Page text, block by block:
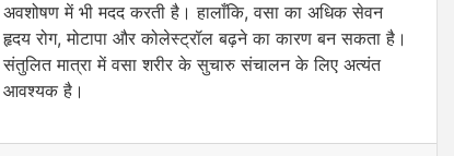
अवशोषण में भी मदद करती है। हालाँकि, वसा का अधिक सेवन
हृदय रोग, मोटापा और कोलेस्ट्रॉल बढ़ने का कारण बन सकता है।
संतुलित मात्रा में वसा शरीर के सुचारु संचालन के लिए अत्यंत
आवश्यक है।